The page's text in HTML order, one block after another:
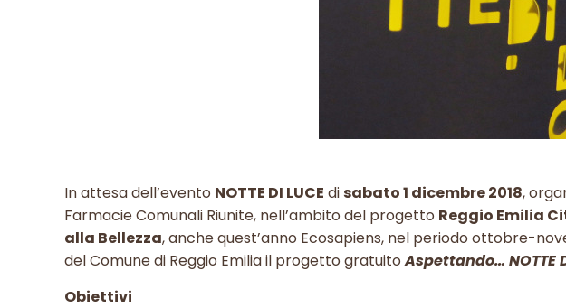
In attesa dell’evento NOTTE DI LUCE disabato 1 dicembre 2018,
Farmacie Comunali Riunite, nell’ambito del progetto Reggio Emilia
alla Bellezza, anche quest’anno Ecosapiens, nel periodo ottobre-
del Comune di Reggio Emilia il progetto gratuitoAspettando… NOTTE
Obiettivi